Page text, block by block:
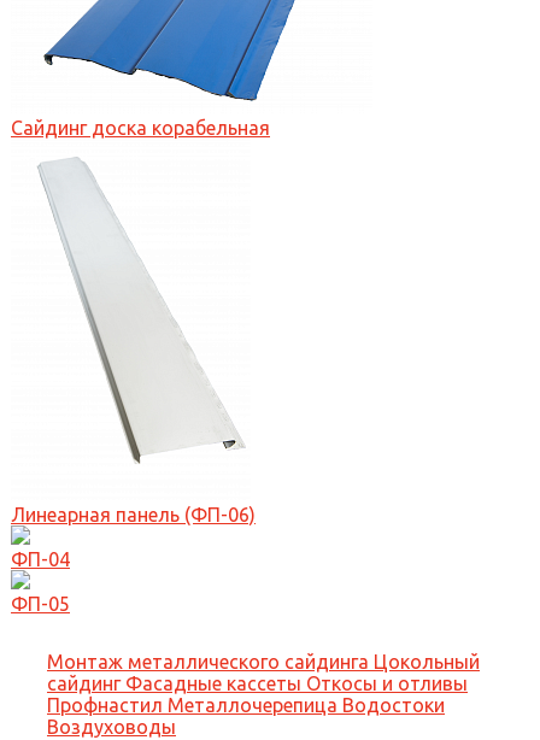
Сайдинг доска корабельная
Линеарная панель (ФП-06)
ФП-04
ФП-05
Монтаж металлического сайдинга Цокольный
сайдинг Фасадные кассеты Откосы и отливы
Профнастил Металлочерепица Водостоки
Воздуховоды